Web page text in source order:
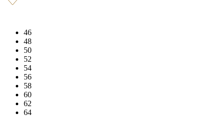
46
48
50
52
54
56
58
60
62
64